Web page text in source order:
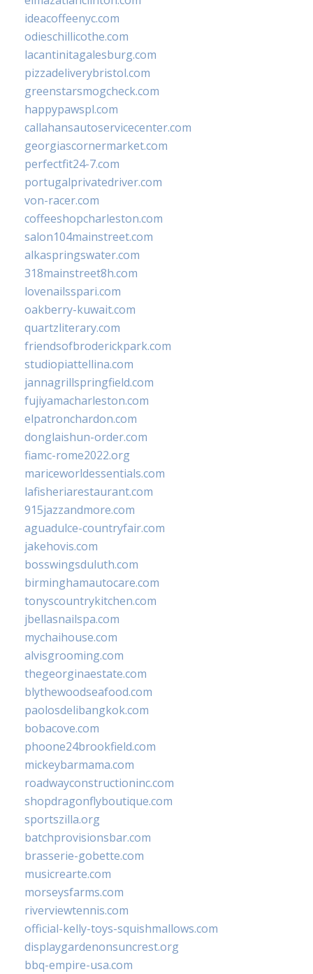
ideacoffeenyc.com
odieschillicothe.com
lacantinitagalesburg.com
pizzadeliverybristol.com
greenstarsmogcheck.com
happypawspl.com
callahansautoservicecenter.com
georgiascornermarket.com
perfectfit24-7.com
portugalprivatedriver.com
von-racer.com
coffeeshopcharleston.com
salon104mainstreet.com
alkaspringswater.com
318mainstreet8h.com
lovenailsspari.com
oakberry-kuwait.com
quartzliterary.com
friendsofbroderickpark.com
studiopiattellina.com
jannagrillspringfield.com
fujiyamacharleston.com
elpatronchardon.com
donglaishun-order.com
fiamc-rome2022.org
mariceworldessentials.com
lafisheriarestaurant.com
915jazzandmore.com
aguadulce-countryfair.com
jakehovis.com
bosswingsduluth.com
birminghamautocare.com
tonyscountrykitchen.com
jbellasnailspa.com
mychaihouse.com
alvisgrooming.com
thegeorginaestate.com
blythewoodseafood.com
paolosdelibangkok.com
bobacove.com
phoone24brookfield.com
mickeybarmama.com
roadwayconstructioninc.com
shopdragonflyboutique.com
sportszilla.org
batchprovisionsbar.com
brasserie-gobette.com
musicrearte.com
morseysfarms.com
riverviewtennis.com
official-kelly-toys-squishmallows.com
displaygardenonsuncrest.org
bbq-empire-usa.com